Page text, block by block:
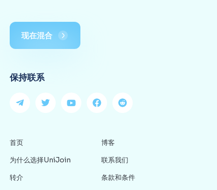
现在混合
保持联系
首页
为什么选择UniJoin
转介
博客
联系我们
条款和条件